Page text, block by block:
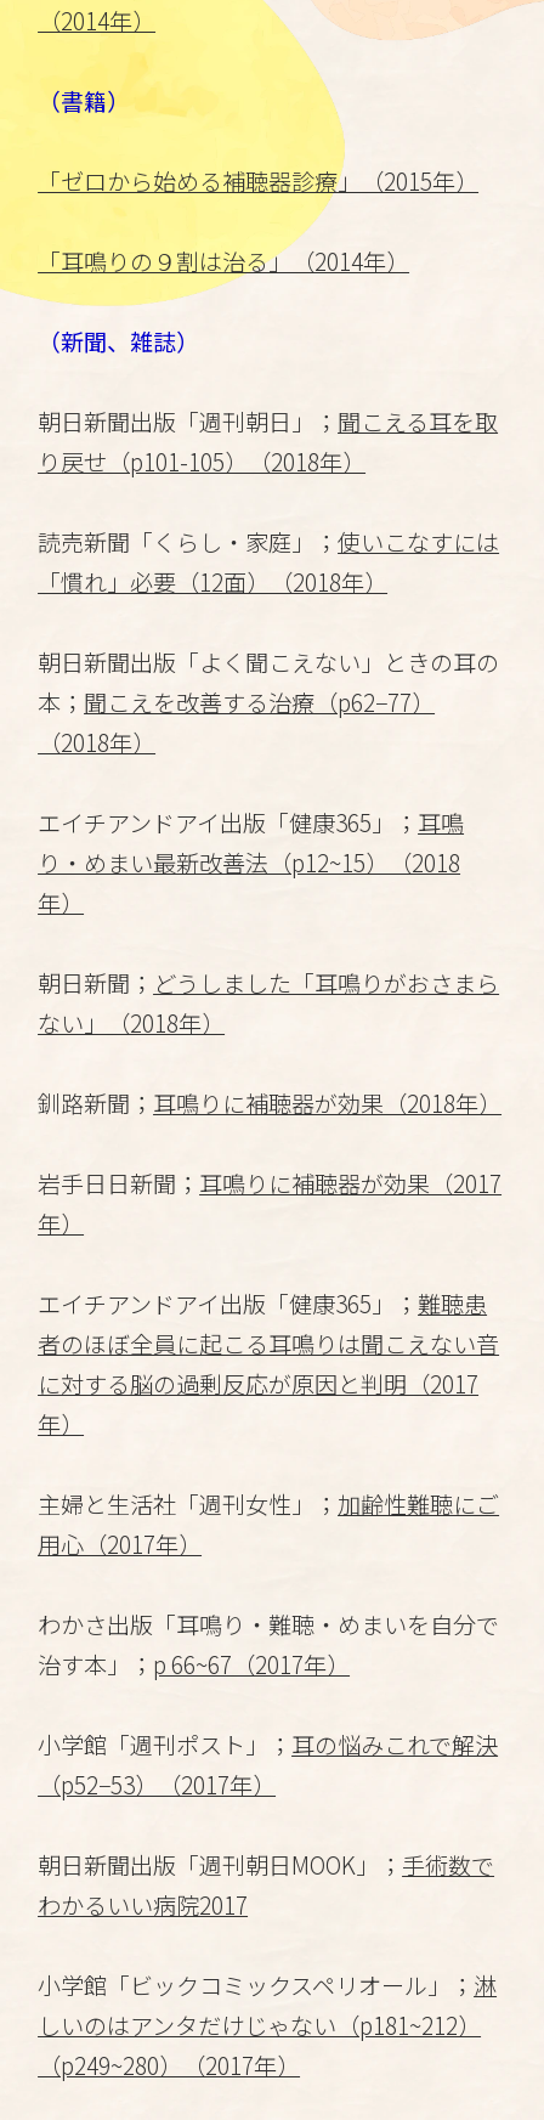
（2014年）
（書籍）
「ゼロから始める補聴器診療」（2015年）
「耳鳴りの９割は治る」（2014年）
（新聞、雑誌）
朝日新聞出版「週刊朝日」； 聞こえる耳を取
り戻せ（p101-105）（2018年）
読売新聞「くらし・家庭」；使いこなすには
「慣れ」必要（12面）（2018年）
朝日新聞出版「よく聞こえない」ときの耳の
本； 聞こえを改善する治療（p62−77）
（2018年）
エイチアンドアイ出版「健康365」； 耳鳴
り・めまい最新改善法（p12~15）（2018
年）
朝日新聞； どうしました「耳鳴りがおさまら
ない」（2018年）
釧路新聞； 耳鳴りに補聴器が効果（2018年）
岩手日日新聞； 耳鳴りに補聴器が効果（2017
年）
エイチアンドアイ出版「健康365」； 難聴患
者のほぼ全員に起こる耳鳴りは聞こえない音
に対する脳の過剰反応が原因と判明（2017
年）
主婦と生活社「週刊女性」； 加齢性難聴にご
用心（2017年）
わかさ出版「耳鳴り・難聴・めまいを自分で
治す本」； p 66~67（2017年）
小学館「週刊ポスト」； 耳の悩みこれで解決
（p52−53）（2017年）
朝日新聞出版「週刊朝日MOOK」； 手術数で
わかるいい病院2017
小学館「ビックコミックスペリオール」； 淋
しいのはアンタだけじゃない（p181~212）
（p249~280）（2017年）